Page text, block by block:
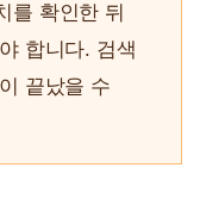
를 확인한 뒤
합니다. 검색
끝났을 수